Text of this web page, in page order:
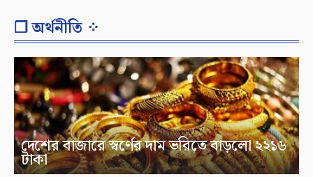
❐ অর্থনীতি ⁘
দেশের বাজারে স্বর্ণের দাম ভরিতে বাড়লো ২২১৬
টাকা